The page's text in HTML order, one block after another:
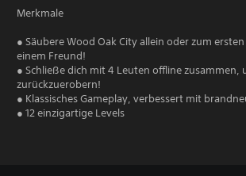
Merkmale
● Säubere Wood Oak City allein oder zum
einem Freund!
● Schließe dich mit 4 Leuten offline zusammen,
zurückzuerobern!
● Klassisches Gameplay, verbessert mit
● 12 einzigartige Levels